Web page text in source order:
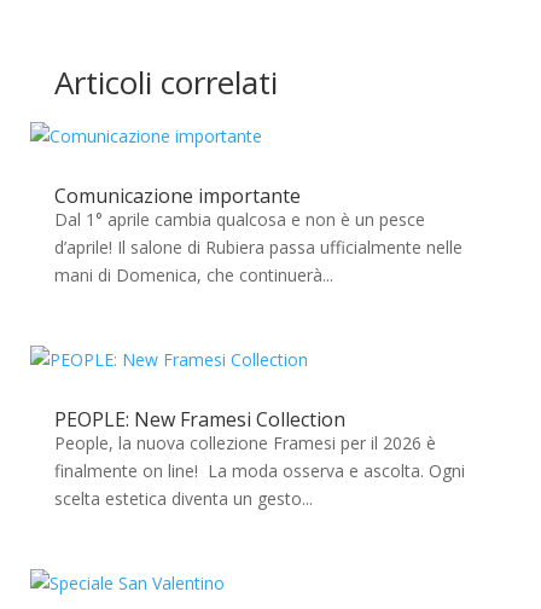
Articoli correlati
Comunicazione importante
Dal 1° aprile cambia qualcosa e non è un pesce
d’aprile! Il salone di Rubiera passa ufficialmente nelle
mani di Domenica, che continuerà...
PEOPLE: New Framesi Collection
People, la nuova collezione Framesi per il 2026 è
finalmente on line! La moda osserva e ascolta. Ogni
scelta estetica diventa un gesto...